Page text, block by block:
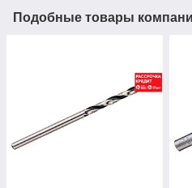
Подобные товары